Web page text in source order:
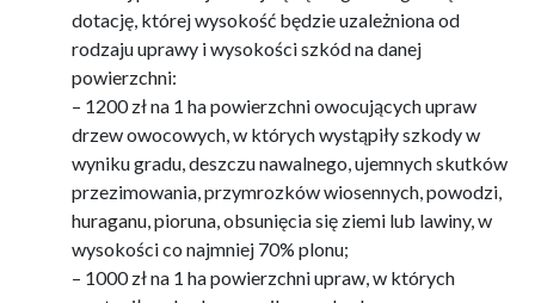
dotację, której wysokość będzie uzależniona od
rodzaju uprawy i wysokości szkód na danej
powierzchni:
– 1200 zł na 1 ha powierzchni owocujących upraw
drzew owocowych, w których wystąpiły szkody w
wyniku gradu, deszczu nawalnego, ujemnych skutków
przezimowania, przymrozków wiosennych, powodzi,
huraganu, pioruna, obsunięcia się ziemi lub lawiny, w
wysokości co najmniej 70% plonu;
– 1000 zł na 1 ha powierzchni upraw, w których